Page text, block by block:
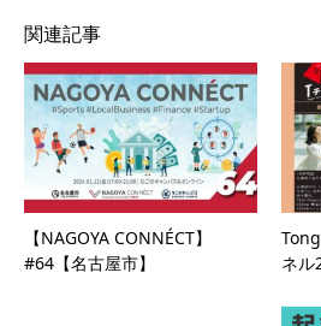
関連記事
【NAGOYA CONNÉCT】
#64【名古屋市】
ネル